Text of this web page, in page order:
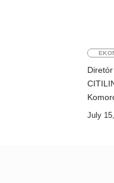
July